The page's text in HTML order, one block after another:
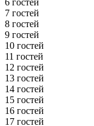
7 гостей
8 гостей
9 гостей
10 гостей
11 гостей
12 гостей
13 гостей
14 гостей
15 гостей
16 гостей
17 гостей